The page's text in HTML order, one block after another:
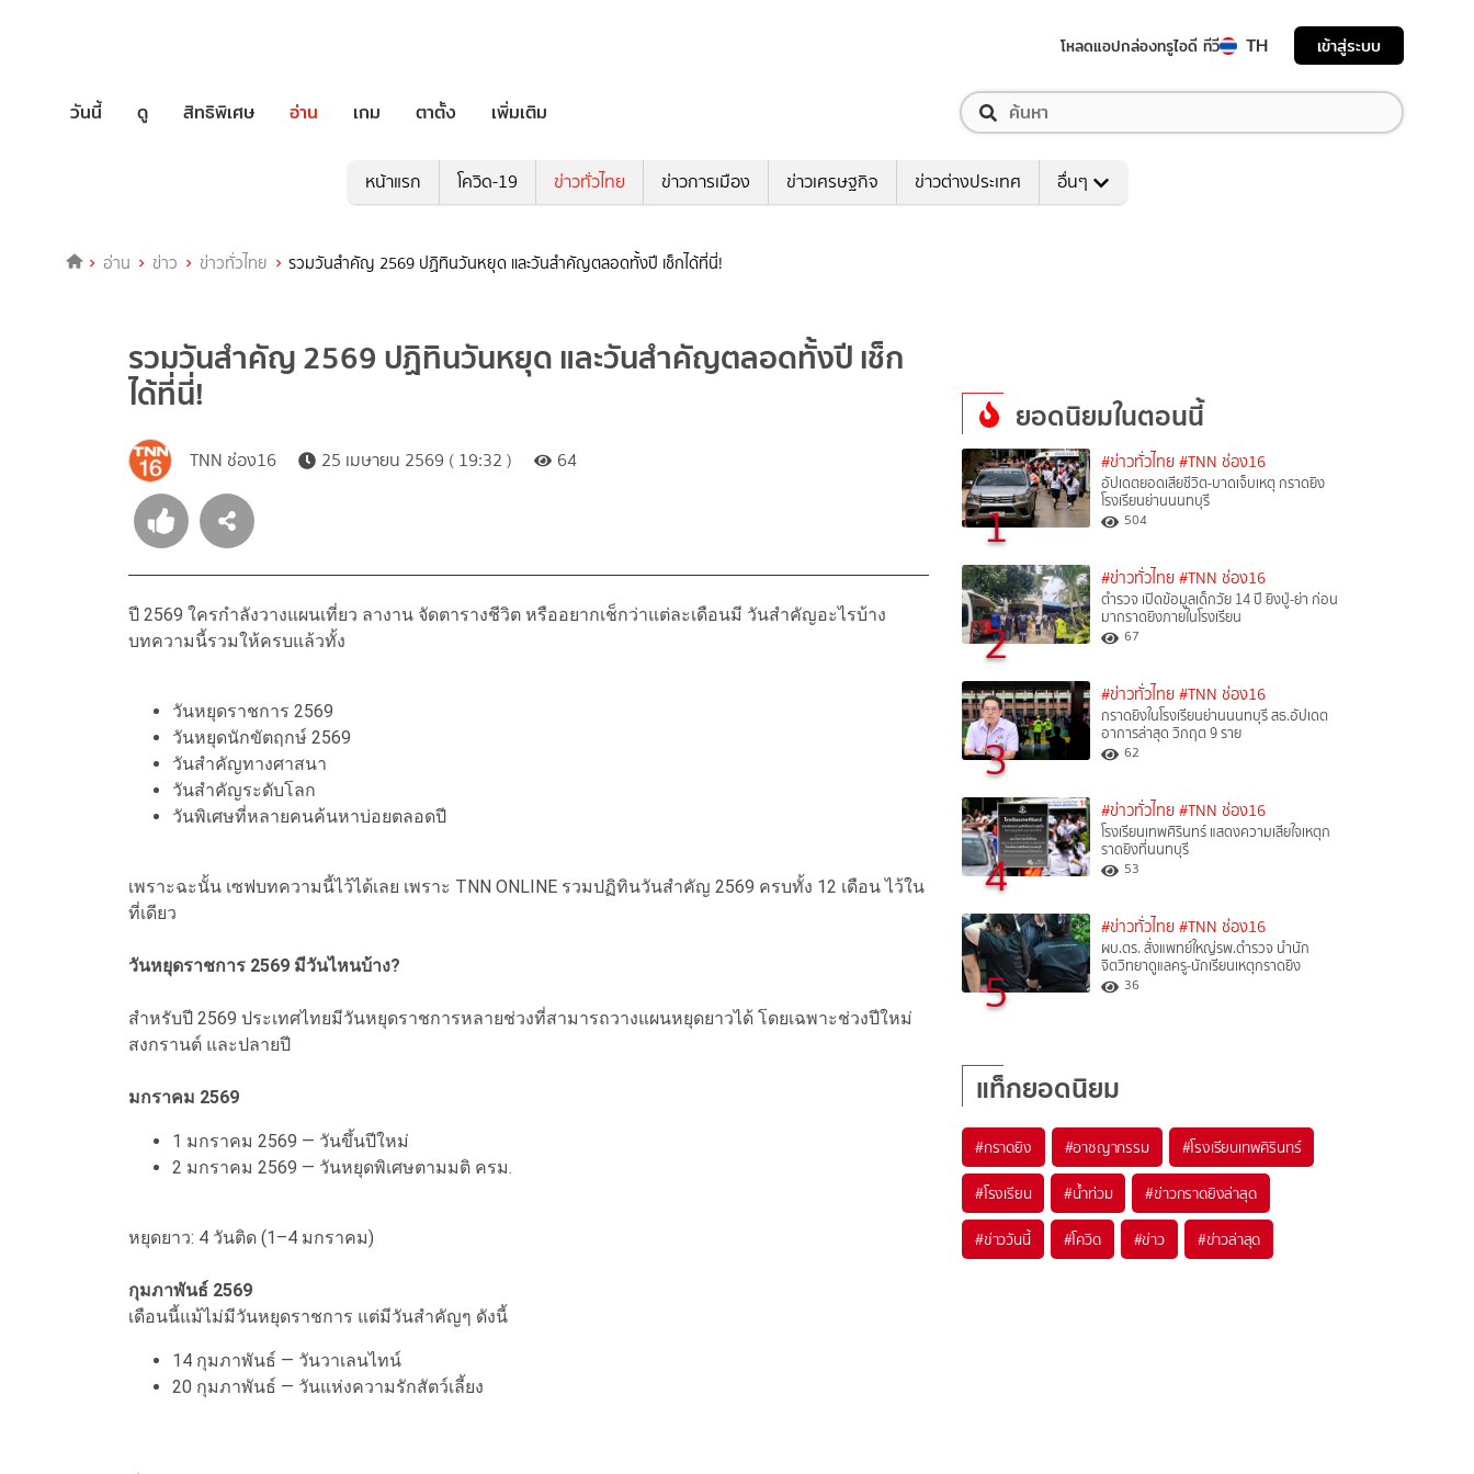
โหลดแอปกล่องทรูไอดี ทีวี TH เข้าสู่ระบบ
วันนี้ ดู สิทธิพิเศษ อ่าน เกม ตาตั้ง เพิ่มเติม
หน้าแรก โควิด-19 ข่าวทั่วไทย ข่าวการเมือง ข่าวเศรษฐกิจ ข่าวต่างประเทศ อื่นๆ
อ่าน ข่าว ข่าวทั่วไทย รวมวันสำคัญ 2569 ปฏิทินวันหยุด และวันสำคัญตลอดทั้งปี เช็กได้ที่นี่!
รวมวันสำคัญ 2569 ปฏิทินวันหยุด และวันสำคัญตลอดทั้งปี เช็ก
ได้ที่นี่!
TNN ช่อง16 25 เมษายน 2569 ( 19:32 ) 64
ปี 2569 ใครกำลังวางแผนเที่ยว ลางาน จัดตารางชีวิต หรืออยากเช็กว่าแต่ละเดือนมี วันสำคัญอะไรบ้าง
บทความนี้รวมให้ครบแล้วทั้ง
วันหยุดราชการ 2569
วันหยุดนักขัตฤกษ์ 2569
วันสำคัญทางศาสนา
วันสำคัญระดับโลก
วันพิเศษที่หลายคนค้นหาบ่อยตลอดปี
เพราะฉะนั้น เซฟบทความนี้ไว้ได้เลย เพราะ TNN ONLINE รวมปฏิทินวันสำคัญ 2569 ครบทั้ง 12 เดือน ไว้ใน
ที่เดียว
วันหยุดราชการ 2569 มีวันไหนบ้าง?
สำหรับปี 2569 ประเทศไทยมีวันหยุดราชการหลายช่วงที่สามารถวางแผนหยุดยาวได้ โดยเฉพาะช่วงปีใหม่
สงกรานต์ และปลายปี
มกราคม 2569
1 มกราคม 2569 — วันขึ้นปีใหม่
2 มกราคม 2569 — วันหยุดพิเศษตามมติ ครม.
หยุดยาว: 4 วันติด (1–4 มกราคม)
กุมภาพันธ์ 2569
เดือนนี้แม้ไม่มีวันหยุดราชการ แต่มีวันสำคัญๆ ดังนี้
14 กุมภาพันธ์ — วันวาเลนไทน์
20 กุมภาพันธ์ — วันแห่งความรักสัตว์เลี้ยง
ยอดนิยมในตอนนี้
1
#ข่าวทั่วไทย #TNN ช่อง16
อัปเดตยอดเสียชีวิต-บาดเจ็บเหตุ กราดยิง
โรงเรียนย่านนนทบุรี
504
2
#ข่าวทั่วไทย #TNN ช่อง16
ตำรวจ เปิดข้อมูลเด็กวัย 14 ปี ยิงปู่-ย่า ก่อน
มากราดยิงภายในโรงเรียน
67
3
#ข่าวทั่วไทย #TNN ช่อง16
กราดยิงในโรงเรียนย่านนนทบุรี สธ.อัปเดต
อาการล่าสุด วิกฤต 9 ราย
62
4
#ข่าวทั่วไทย #TNN ช่อง16
โรงเรียนเทพศิรินทร์ แสดงความเสียใจเหตุก
ราดยิงที่นนทบุรี
53
5
#ข่าวทั่วไทย #TNN ช่อง16
ผบ.ตร. สั่งแพทย์ใหญ่รพ.ตำรวจ นำนัก
จิตวิทยาดูแลครู-นักเรียนเหตุกราดยิง
36
แท็กยอดนิยม
#กราดยิง #อาชญากรรม #โรงเรียนเทพศิรินทร์
#โรงเรียน #น้ำท่วม #ข่าวกราดยิงล่าสุด
#ข่าววันนี้ #โควิด #ข่าว #ข่าวล่าสุด